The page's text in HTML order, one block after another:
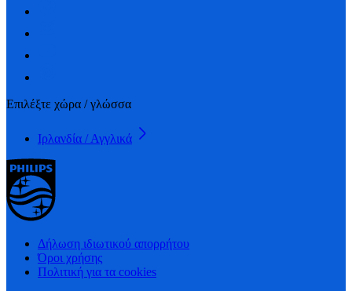
Επιλέξτε χώρα / γλώσσα
Ιρλανδία / Αγγλικά
Δήλωση ιδιωτικού απορρήτου
Όροι χρήσης
Πολιτική για τα cookies